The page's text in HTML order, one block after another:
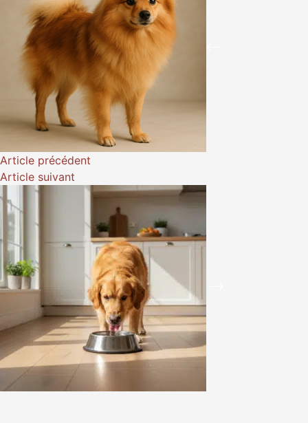
Article précédent
Article suivant